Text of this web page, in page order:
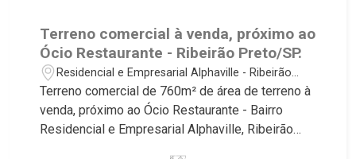
Terreno comercial à venda, próximo ao
Ócio Restaurante - Ribeirão Preto/SP.
Residencial e Empresarial Alphaville - Ribeirão
Preto/SP
Terreno comercial de 760m² de área de terreno à
venda, próximo ao Ócio Restaurante - Bairro
Residencial e Empresarial Alphaville, Ribeirão